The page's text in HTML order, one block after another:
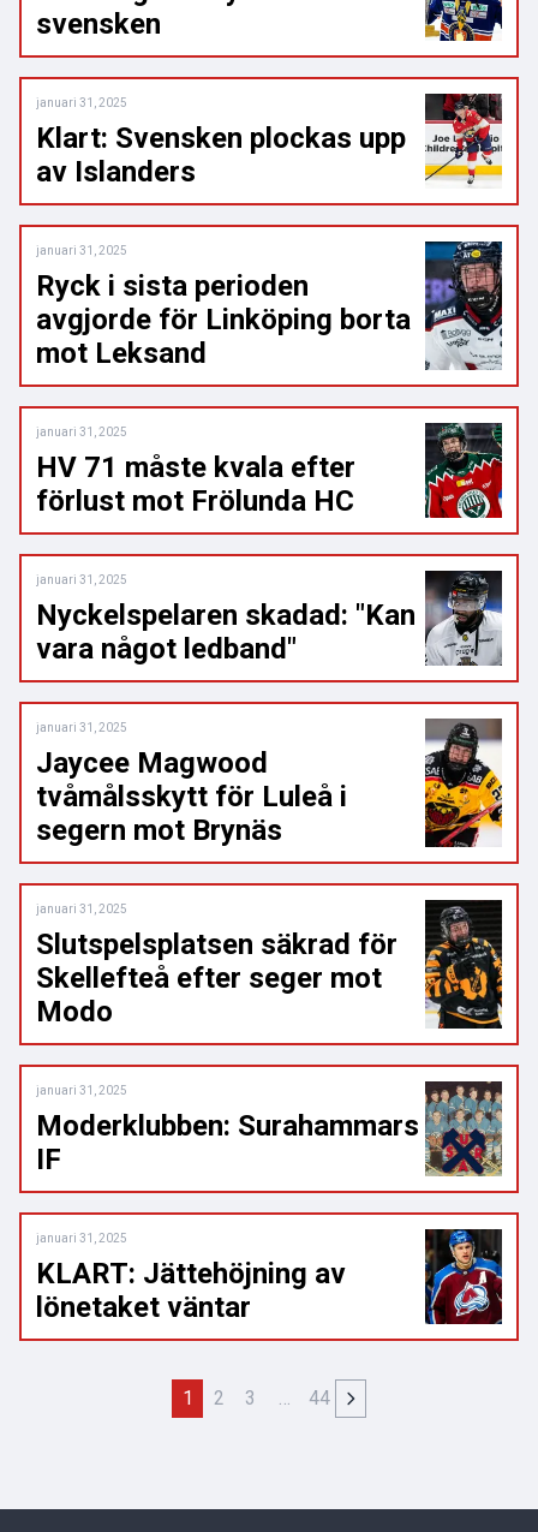
svensken
januari 31, 2025
Klart: Svensken plockas upp
av Islanders
januari 31, 2025
Ryck i sista perioden
avgjorde för Linköping borta
mot Leksand
januari 31, 2025
HV 71 måste kvala efter
förlust mot Frölunda HC
januari 31, 2025
Nyckelspelaren skadad: "Kan
vara något ledband"
januari 31, 2025
Jaycee Magwood
tvåmålsskytt för Luleå i
segern mot Brynäs
januari 31, 2025
Slutspelsplatsen säkrad för
Skellefteå efter seger mot
Modo
januari 31, 2025
Moderklubben: Surahammars
IF
januari 31, 2025
KLART: Jättehöjning av
lönetaket väntar
1 2 3 … 44